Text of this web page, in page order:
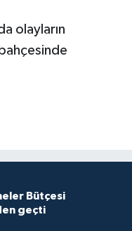
olayların
Bütçesi
geçti